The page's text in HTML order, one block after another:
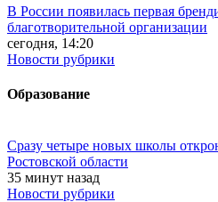
В России появилась первая
благотворительной организации
сегодня, 14:20
Новости рубрики
Образование
Сразу четыре новых школы
Ростовской области
35 минут назад
Новости рубрики